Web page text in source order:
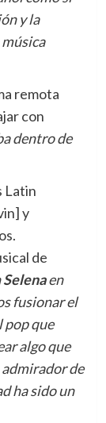
y la
remota
con
dentro de
Latin
y
de
Selenaen
fusionar el
pop que
algo que
de
ha sido un